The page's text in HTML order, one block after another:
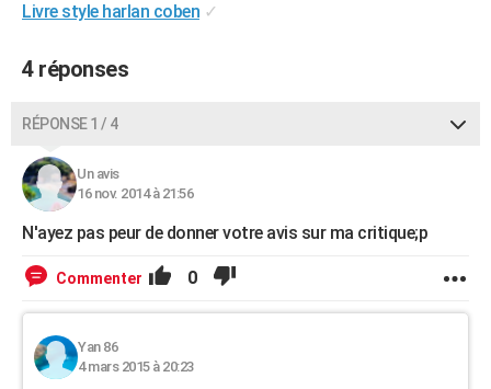
Livre style harlan coben ✓
4 réponses
RÉPONSE 1 / 4
Un avis
16 nov. 2014 à 21:56
N'ayez pas peur de donner votre avis sur ma critique;p
Commenter 0
Yan 86
4 mars 2015 à 20:23